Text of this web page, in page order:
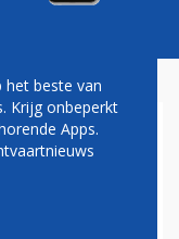
NA
het beste van
Krijg onbeperkt
Apps.